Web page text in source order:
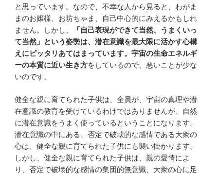
と思っています。なので、不幸な人から見ると、わがま
まのお嬢様、お坊ちゃま、自己中心的にみえるかもしれ
ません。しかし、
「自己表現ができて当然、うまくいっ
て当然」という姿勢は、潜在意識を最大限に活かす心構
えにピッタリあてはまっています。宇宙の生命エネルギ
ーの本質に近い生き方をしているので、悪いことが少な
いのです。
健全な親に育てられた子供は、全員が、宇宙の真理や潜
在意識の教育を受けているわけではありませんが、自然
に潜在意識をうまく使っているということになります。
潜在意識の中にある、否定で破壊的な感情である大衆の
心は、健全な親に育てられた子供にも襲い掛かります。
しかし、健全な親に育てられた子供は、親の愛情によ
り、否定で破壊的な感情の集団的無意識、大衆の心に足